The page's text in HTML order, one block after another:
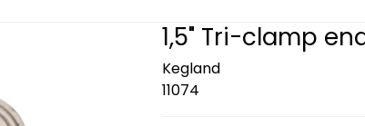
1,5" Tri-clamp
Kegland
11074